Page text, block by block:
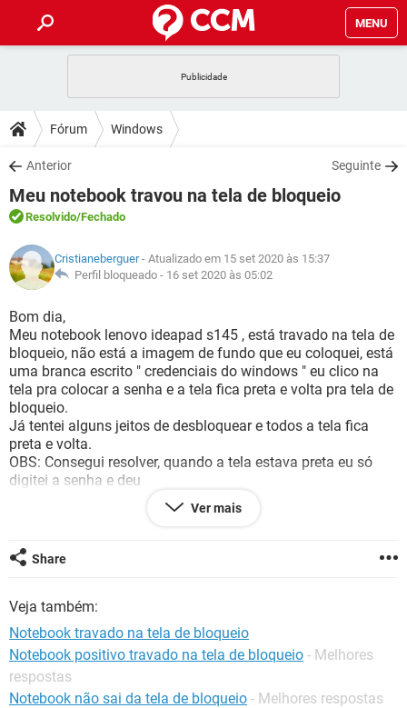
MENU
CELULAR
OUTLOOK
INSTAGRAM GMAIL
GUIA DE COMPRAS
DICAS
JOGOS
OUTLOOK
INSTAGRAM
GUIA DE COMPRAS
DOWNLOADS
JOGOS WHATSAPP
CELULAR
OUTLOOK EXCEL
INSTAGRAM
GUIA DE COMPRAS
FÓRUM
JOGOS
CELULAR FACEBOOK
INSTAGRAM GMAIL
GUIA DE COMPRAS
GLOSSÁRIO
JOGOS
CELULAR
OUTLOOK EXCEL
INSTAGRAM GMAIL
GUIA DE COMPRAS
Fórum Windows
Anterior Seguinte
Meu notebook travou na tela de bloqueio
Resolvido/Fechado
Cristianeberguer- Atualizado em 15 set 2020 às 15:37
Perfil bloqueado - 16 set 2020 às 05:02
Bom dia,
Meu notebook lenovo ideapad s145 , está travado na tela de
bloqueio, não está a imagem de fundo que eu coloquei, está
uma branca escrito " credenciais do windows " eu clico na
tela pra colocar a senha e a tela fica preta e volta pra tela de
bloqueio.
Já tentei alguns jeitos de desbloquear e todos a tela fica
preta e volta.
OBS: Consegui resolver, quando a tela estava preta eu só
digitei a senha e deu
Ver mais
Share
Veja também:
Notebook travado na tela de bloqueio
Notebook positivo travado na tela de bloqueio - Melhores
respostas
Notebook não sai da tela de bloqueio - Melhores respostas